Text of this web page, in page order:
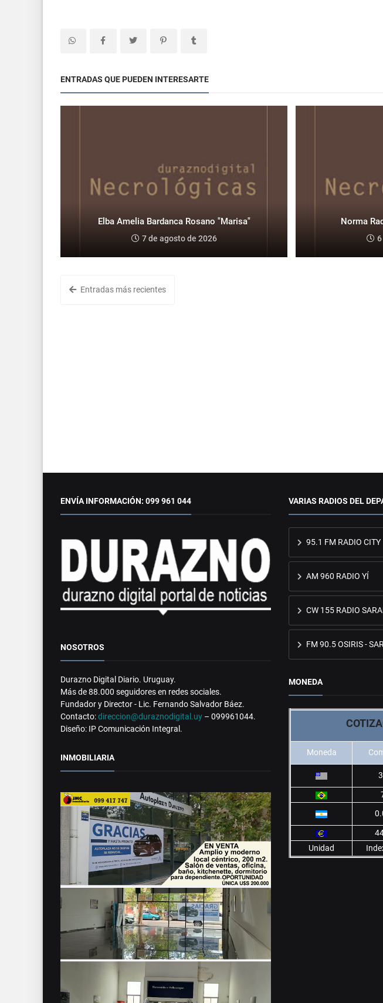
ENTRADAS QUE PUEDEN INTERESARTE
Elba Amelia Bardanca Rosano "Marisa"
7 de agosto de 2026
Norma
Entradas más recientes
ENVÍA INFORMACIÓN: 099 961 044
NOSOTROS
Durazno Digital Diario. Uruguay.
Más de 88.000 seguidores en redes sociales.
Fundador y Director - Lic. Fernando Salvador Báez.
Contacto:direccion@duraznodigital.uy – 099961044.
Diseño: IP Comunicación Integral.
INMOBILIARIA
VARIAS RADIOS DEL
95.1 FM RADIO CITY
AM 960 RADIO YÍ
CW 155 RADIO
FM 90.5 OSIRIS -
MONEDA
Moneda
Unidad